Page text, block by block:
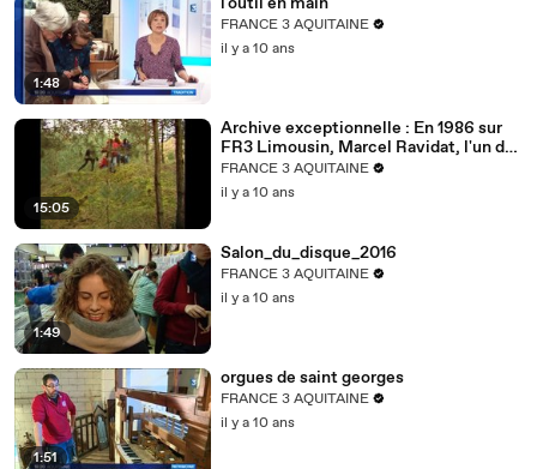
1:48
FRANCE 3 AQUITAINE
il y a 10 ans
15:05
Archive exceptionnelle : En 1986 sur
FR3 Limousin, Marcel Ravidat, l'un des
découvreur de la grotte de Lascaux
FRANCE 3 AQUITAINE
il y a 10 ans
1:49
Salon_du_disque_2016
FRANCE 3 AQUITAINE
il y a 10 ans
1:51
orgues de saint georges
FRANCE 3 AQUITAINE
il y a 10 ans